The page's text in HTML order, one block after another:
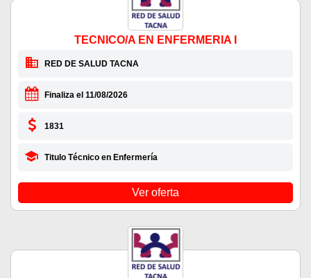
TECNICO/A EN ENFERMERIA I
RED DE SALUD TACNA
Finaliza el 11/08/2026
1831
Titulo Técnico en Enfermería
Ver oferta